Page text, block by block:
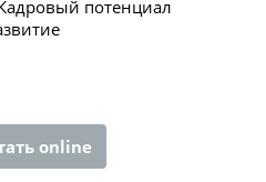
потенциал
online